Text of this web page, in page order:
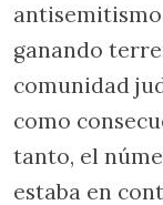
ganando
comunidad
como
tanto, el
estaba en